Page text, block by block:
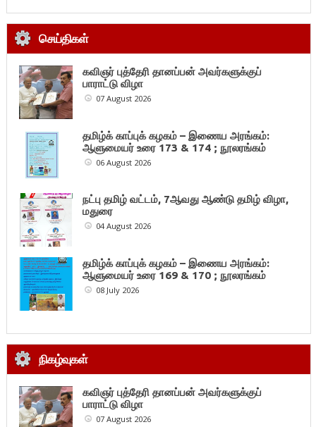
செய்திகள்
கவிஞர் புத்தேரி தானப்பன் அவர்களுக்குப்
பாராட்டு விழா
07 August 2026
தமிழ்க் காப்புக் கழகம் – இணைய அரங்கம்:
ஆளுமையர் உரை 173 & 174 ; நூலரங்கம்
06 August 2026
நட்பு தமிழ் வட்டம், 7ஆவது ஆண்டு தமிழ் விழா,
மதுரை
04 August 2026
தமிழ்க் காப்புக் கழகம் – இணைய அரங்கம்:
ஆளுமையர் உரை 169 & 170 ; நூலரங்கம்
08 July 2026
நிகழ்வுகள்
கவிஞர் புத்தேரி தானப்பன் அவர்களுக்குப்
பாராட்டு விழா
07 August 2026